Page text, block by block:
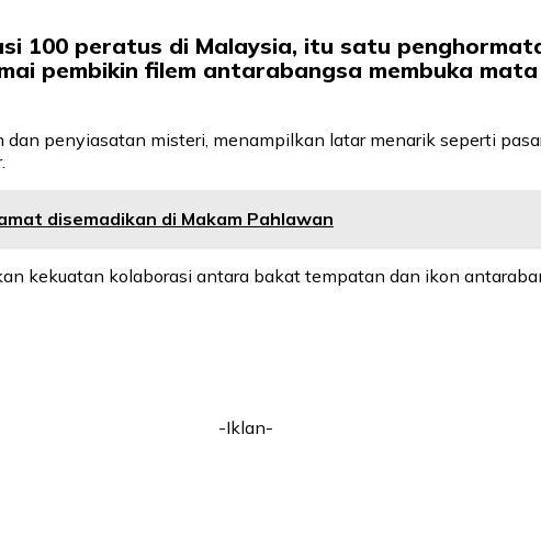
100 peratus di Malaysia, itu satu
pembikin filem antarabangsa membuka
penyiasatan misteri, menampilkan latar menarik seperti
disemadikan di Makam Pahlawan
kekuatan kolaborasi antara bakat tempatan dan ikon
-Iklan-